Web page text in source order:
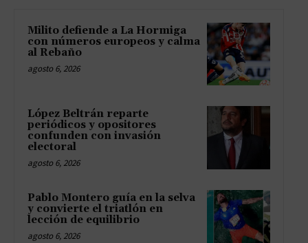
Milito defiende a La Hormiga
con números europeos y calma
al Rebaño
agosto 6, 2026
López Beltrán reparte
periódicos y opositores
confunden con invasión
electoral
agosto 6, 2026
Pablo Montero guía en la selva
y convierte el triatlón en
lección de equilibrio
agosto 6, 2026